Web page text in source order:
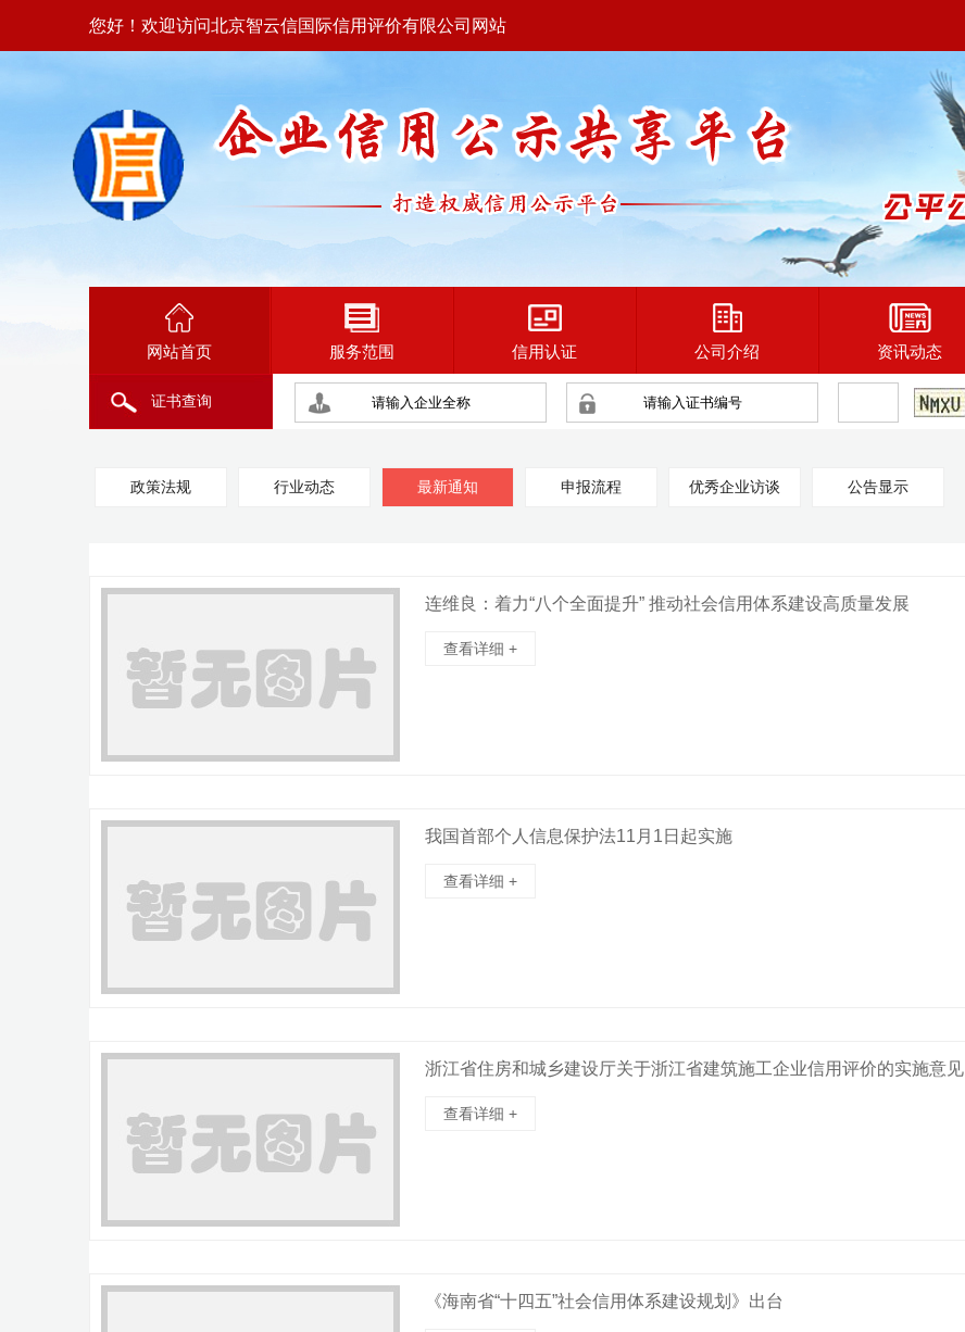
您好！欢迎访问北京智云信国际信用评价有限公司网站
网站首页 服务范围 信用认证 公司介绍 资讯动态
证书查询
政策法规 行业动态 最新通知 申报流程 优秀企业访谈 公告显示
连维良：着力“八个全面提升” 推动社会信用体系建设高质量发展
查看详细 +
我国首部个人信息保护法11月1日起实施
查看详细 +
浙江省住房和城乡建设厅关于浙江省建筑施工企业信用评价的实施意见
查看详细 +
《海南省“十四五”社会信用体系建设规划》出台